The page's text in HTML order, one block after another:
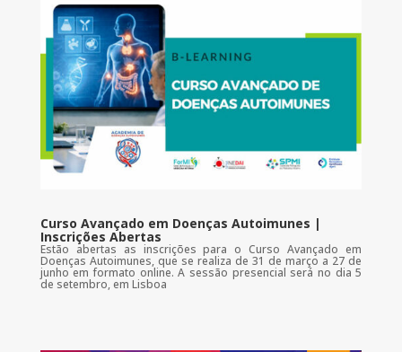
Curso Avançado em Doenças Autoimunes |
Inscrições Abertas
Estão abertas as inscrições para o Curso Avançado em
Doenças Autoimunes, que se realiza de 31 de março a 27 de
junho em formato online. A sessão presencial será no dia 5
de setembro, em Lisboa